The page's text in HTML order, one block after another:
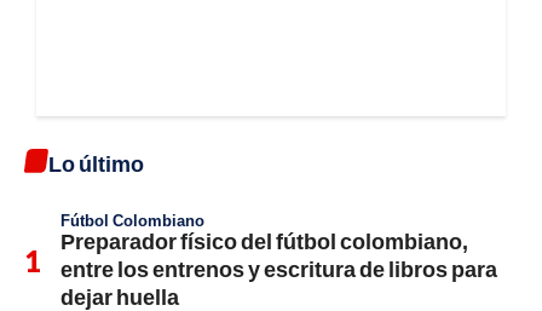
Lo último
Fútbol Colombiano
Preparador físico del fútbol colombiano,
entre los entrenos y escritura de libros para
dejar huella